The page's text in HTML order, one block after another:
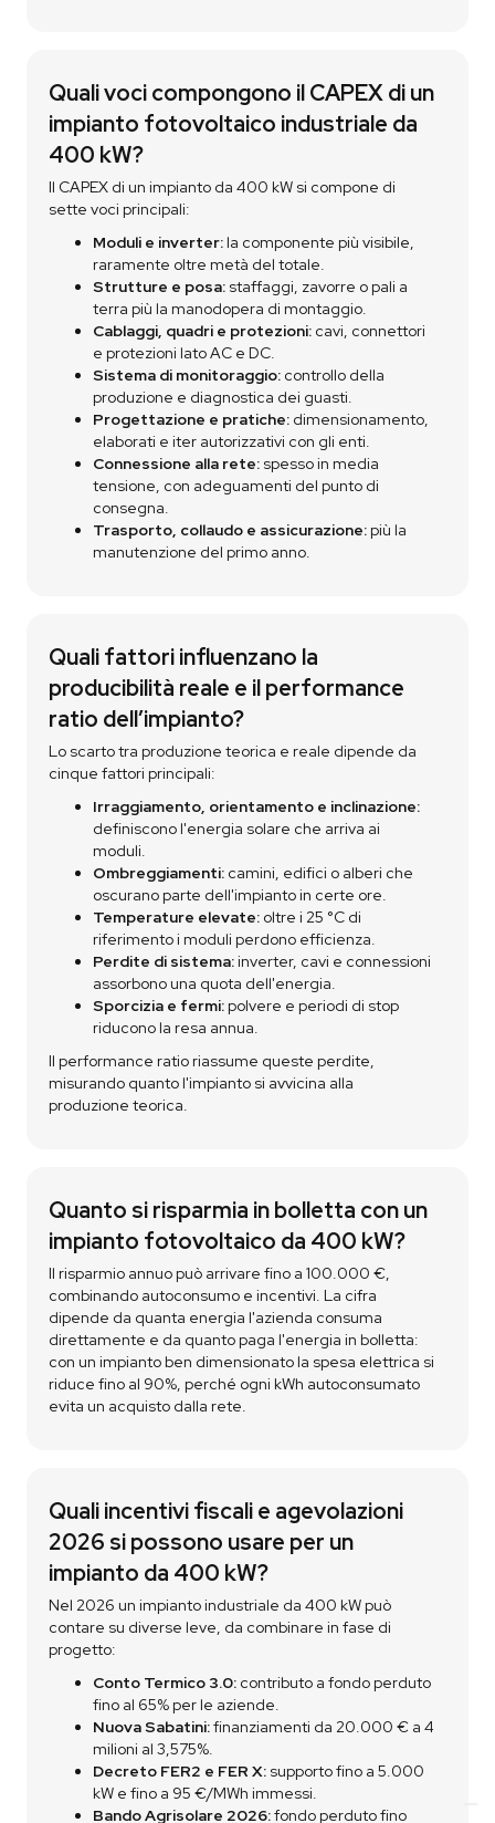
Quali voci compongono il CAPEX di un
impianto fotovoltaico industriale da
400 kW?
Il CAPEX di un impianto da 400 kW si compone di
sette voci principali:
Moduli e inverter: la componente più visibile,
raramente oltre metà del totale.
Strutture e posa: staffaggi, zavorre o pali a
terra più la manodopera di montaggio.
Cablaggi, quadri e protezioni: cavi, connettori
e protezioni lato AC e DC.
Sistema di monitoraggio: controllo della
produzione e diagnostica dei guasti.
Progettazione e pratiche: dimensionamento,
elaborati e iter autorizzativi con gli enti.
Connessione alla rete: spesso in media
tensione, con adeguamenti del punto di
consegna.
Trasporto, collaudo e assicurazione: più la
manutenzione del primo anno.
Quali fattori influenzano la
producibilità reale e il performance
ratio dell’impianto?
Lo scarto tra produzione teorica e reale dipende da
cinque fattori principali:
Irraggiamento, orientamento e inclinazione:
definiscono l'energia solare che arriva ai
moduli.
Ombreggiamenti: camini, edifici o alberi che
oscurano parte dell'impianto in certe ore.
Temperature elevate: oltre i 25 °C di
riferimento i moduli perdono efficienza.
Perdite di sistema:inverter, cavi e connessioni
assorbono una quota dell'energia.
Sporcizia e fermi: polvere e periodi di stop
riducono la resa annua.
Il performance ratio riassume queste perdite,
misurando quanto l'impianto si avvicina alla
produzione teorica.
Quanto si risparmia in bolletta con un
impianto fotovoltaico da 400 kW?
Il risparmio annuo può arrivare fino a 100.000 €,
combinando autoconsumo e incentivi. La cifra
dipende da quanta energia l'azienda consuma
direttamente e da quanto paga l'energia in bolletta:
con un impianto ben dimensionato la spesa elettrica si
riduce fino al 90%, perché ogni kWh autoconsumato
evita un acquisto dalla rete.
Quali incentivi fiscali e agevolazioni
2026 si possono usare per un
impianto da 400 kW?
Nel 2026 un impianto industriale da 400 kW può
contare su diverse leve, da combinare in fase di
progetto:
Conto Termico 3.0: contributo a fondo perduto
fino al 65% per le aziende.
Nuova Sabatini:finanziamenti da 20.000 € a 4
milioni al 3,575%.
Decreto FER2 e FER X: supporto fino a 5.000
kW e fino a 95 €/MWh immessi.
Bando Agrisolare 2026:fondo perduto fino